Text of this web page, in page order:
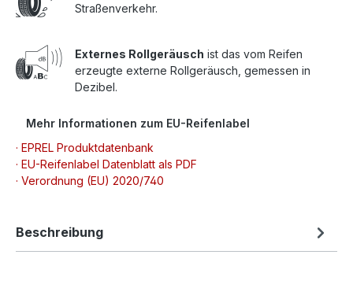
Straßenverkehr.
Externes Rollgeräusch ist das vom Reifen
erzeugte externe Rollgeräusch, gemessen in
Dezibel.
Mehr Informationen zum EU-Reifenlabel
· EPREL Produktdatenbank
· EU-Reifenlabel Datenblatt als PDF
· Verordnung (EU) 2020/740
Beschreibung